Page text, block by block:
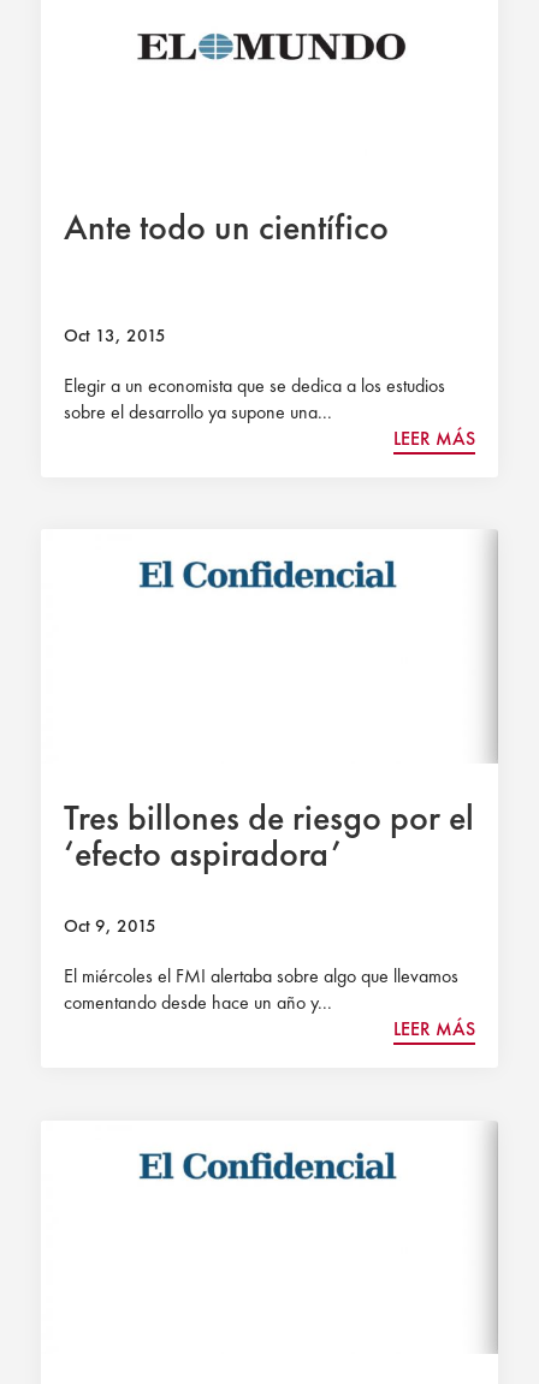
Ante todo un científico
Oct 13, 2015
Elegir a un economista que se dedica a los estudios
sobre el desarrollo ya supone una...
LEER MÁS
Tres billones de riesgo por el
‘efecto aspiradora’
Oct 9, 2015
El miércoles el FMI alertaba sobre algo que llevamos
comentando desde hace un año y...
LEER MÁS